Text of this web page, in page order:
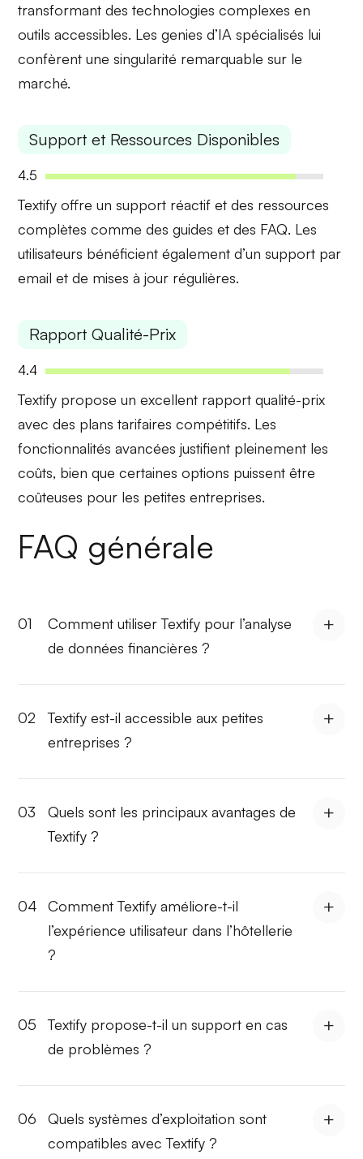
transformant des technologies complexes en
outils accessibles. Les genies d’IA spécialisés lui
confèrent une singularité remarquable sur le
marché.
Support et Ressources Disponibles
4.5
Textify offre unsupport réactif et des ressources
complètes comme des guides et des FAQ. Les
utilisateurs bénéficient également d’un support par
email et de mises à jour régulières.
Rapport Qualité-Prix
4.4
Textify propose un excellent rapport qualité-prix
avec des plans tarifaires compétitifs. Les
fonctionnalités avancées justifient pleinement les
coûts, bien que certaines options puissent être
coûteuses pour les petites entreprises.
FAQ générale
01
Comment utiliser Textify pour l’analyse
de données financières ?
02
Textify est-il accessible aux petites
entreprises ?
03
Quels sont les principaux avantages de
Textify ?
04
Comment Textify améliore-t-il
l’expérience utilisateur dans l’hôtellerie
?
05
Textify propose-t-il un support en cas
de problèmes ?
06
Quels systèmes d’exploitation sont
compatibles avec Textify ?